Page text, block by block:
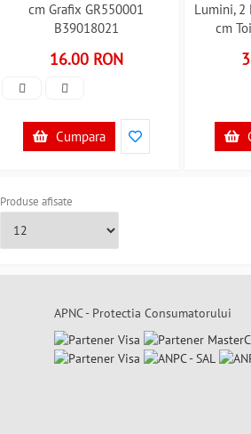
cm Grafix GR550001
B39018021
16.00 RON
Cumpara
Lumini, 2
cm
Produse afisate
APNC - Protectia Consumatorului